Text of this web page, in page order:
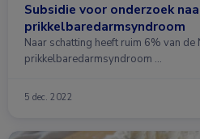
Subsidie voor onderzoek
prikkelbaredarmsyndroom
Naar schatting heeft ruim 6% van
prikkelbaredarmsyndroom …
5 dec. 2022